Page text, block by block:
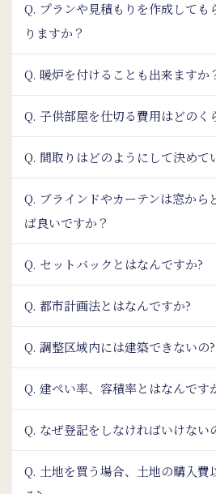
Q. プランや見積もりを作成しても
りますか？
Q. 暖炉を付けることも出来ますか
Q. 子供部屋を仕切る費用はどのく
Q. 間取りはどのようにして決めて
Q. ブラインドやカーテンは窓から
ば良いですか？
Q. セットバックとはなんですか?
Q. 都市計画法とはなんですか?
Q. 調整区域内には建築できないの?
Q. 建ぺい率、容積率とはなんです
Q. なぜ登記をしなければいけない
Q. 土地を買う場合、土地の購入費